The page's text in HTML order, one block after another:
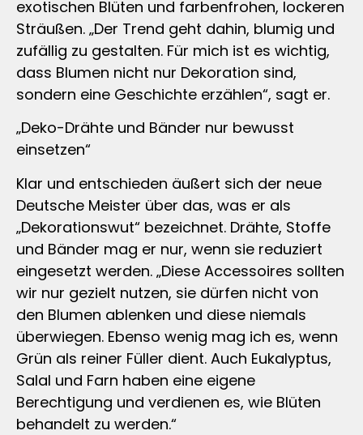
exotischen Blüten und farbenfrohen, lockeren
Sträußen. „Der Trend geht dahin, blumig und
zufällig zu gestalten. Für mich ist es wichtig,
dass Blumen nicht nur Dekoration sind,
sondern eine Geschichte erzählen“, sagt er.
„Deko-Drähte und Bänder nur bewusst
einsetzen“
Klar und entschieden äußert sich der neue
Deutsche Meister über das, was er als
„Dekorationswut“ bezeichnet. Drähte, Stoffe
und Bänder mag er nur, wenn sie reduziert
eingesetzt werden. „Diese Accessoires sollten
wir nur gezielt nutzen, sie dürfen nicht von
den Blumen ablenken und diese niemals
überwiegen. Ebenso wenig mag ich es, wenn
Grün als reiner Füller dient. Auch Eukalyptus,
Salal und Farn haben eine eigene
Berechtigung und verdienen es, wie Blüten
behandelt zu werden.“